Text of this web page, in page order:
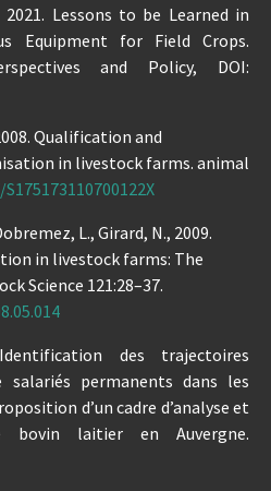
2021. Lessons to be Learned in
Equipment for Field Crops.
and Policy, DOI:
Qualification and
in livestock farms. animal
L., Girard, N., 2009.
in livestock farms: The
Science 121:28–37.
des trajectoires
salariés permanents dans les
d’un cadre d’analyse et
bovin laitier en Auvergne.